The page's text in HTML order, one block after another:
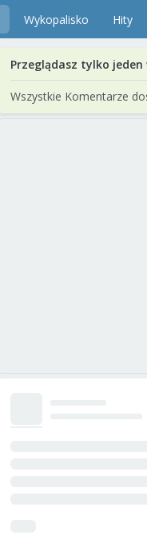
Wykopalisko Hity
Przeglądasz tylko
Wszystkie Komentarze